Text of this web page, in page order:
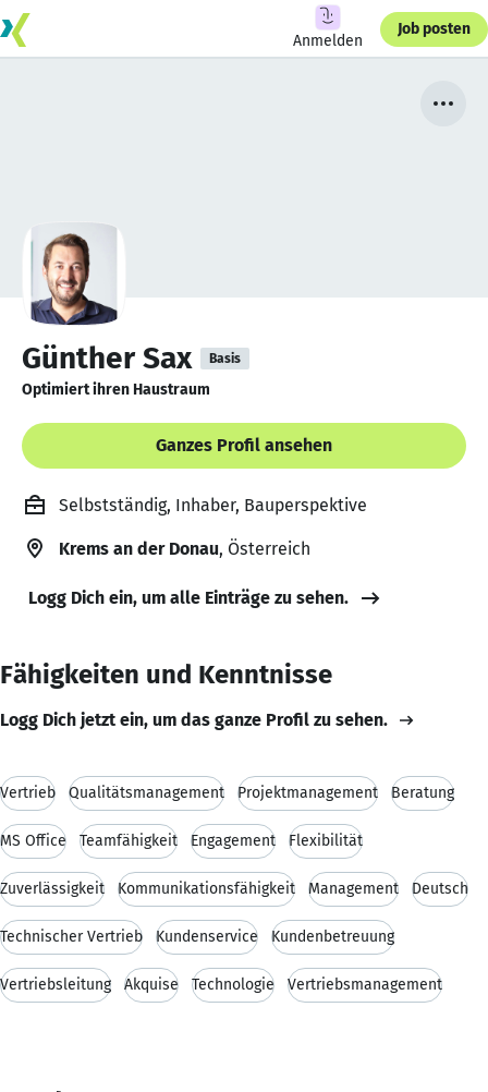
Anmelden
Job posten
Günther Sax Basis
Optimiert ihren Haustraum
Ganzes Profil ansehen
Selbstständig, Inhaber, Bauperspektive
Krems an der Donau, Österreich
Logg Dich ein, um alle Einträge zu sehen.
Fähigkeiten und Kenntnisse
Logg Dich jetzt ein, um das ganze Profil zu sehen.
Vertrieb Qualitätsmanagement Projektmanagement Beratung
MS Office Teamfähigkeit Engagement Flexibilität
Zuverlässigkeit Kommunikationsfähigkeit Management Deutsch
Technischer Vertrieb Kundenservice Kundenbetreuung
Vertriebsleitung Akquise Technologie Vertriebsmanagement